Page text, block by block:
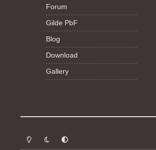
Forum
Gilde PbF
Blog
Download
Gallery
Modalità chiara
Modalità scuraSegui la preferenza del sistema